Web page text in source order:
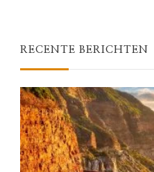
RECENTE BERICHTEN